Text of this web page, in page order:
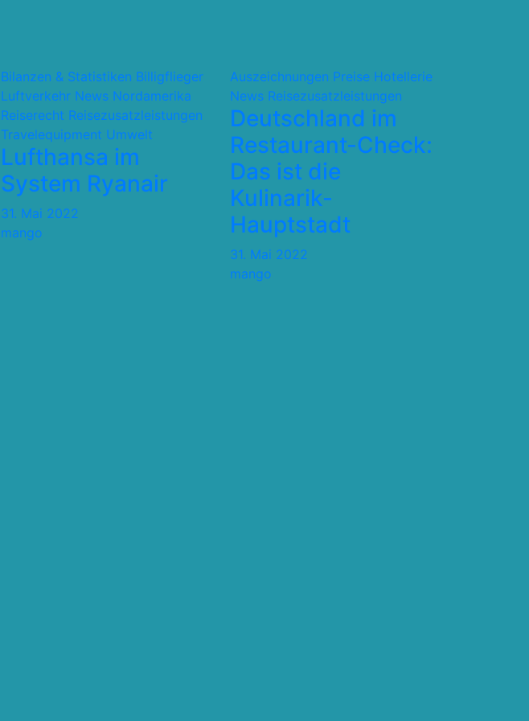
Bilanzen & Statistiken Billigflieger
Luftverkehr News Nordamerika
Reiserecht Reisezusatzleistungen
Travelequipment Umwelt
Lufthansa im
System Ryanair
31. Mai 2022
mango
Auszeichnungen Preise Hotellerie
News Reisezusatzleistungen
Deutschland im
Restaurant-Check:
Das ist die
Kulinarik-
Hauptstadt
31. Mai 2022
mango